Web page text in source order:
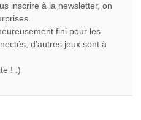
inscrire à la newsletter, on
fini pour les
d’autres jeux sont à
! :)